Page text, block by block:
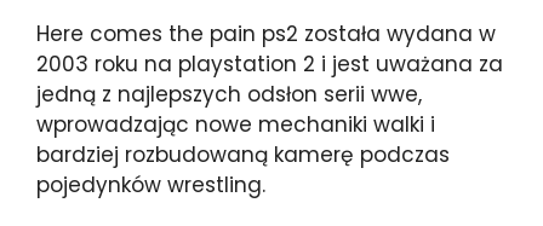
Here comes the pain ps2 została wydana w
2003 roku na playstation 2 i jest uważana za
jedną z najlepszych odsłon serii wwe,
wprowadzając nowe mechaniki walki i
bardziej rozbudowaną kamerę podczas
pojedynków wrestling.